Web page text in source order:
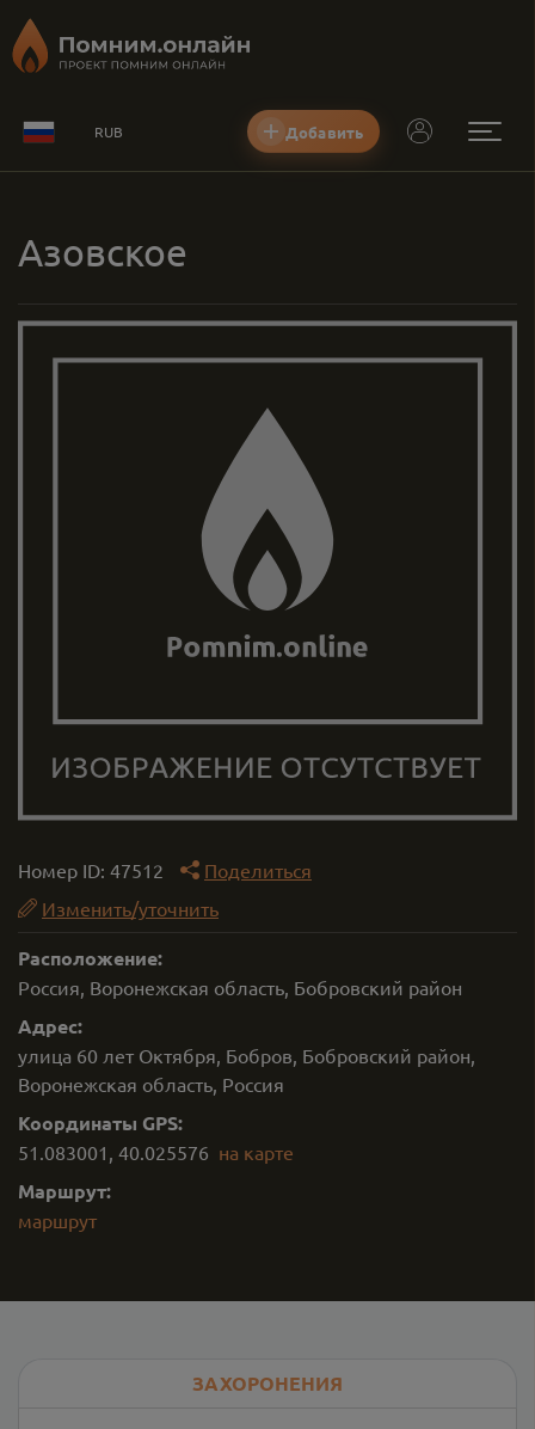
RUB Добавить
Азовское
Номер ID: 47512
Поделиться
Изменить/уточнить
Расположение:
Россия, Воронежская область, Бобровский район
Адрес:
улица 60 лет Октября, Бобров, Бобровский район,
Воронежская область, Россия
Координаты GPS:
51.083001 , 40.025576 на карте
Маршрут:
маршрут
ЗАХОРОНЕНИЯ